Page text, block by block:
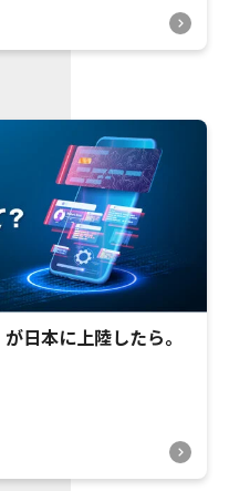
日本に上陸したら。